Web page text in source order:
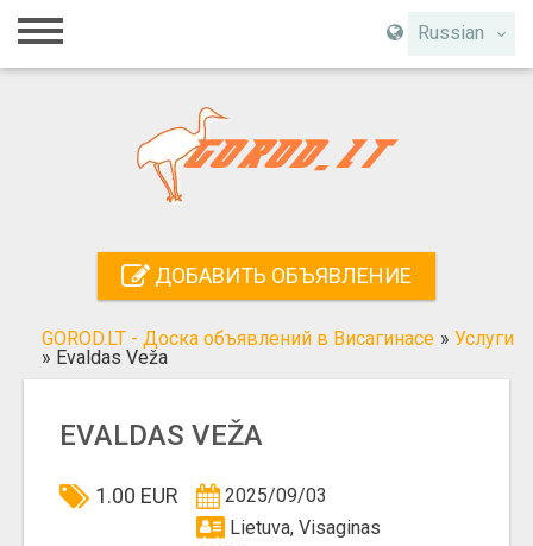
Russian
Главная
Регистрация
Поиск
ДОБАВИТЬ ОБЪЯВЛЕНИЕ
GOROD.LT - Доска объявлений в Висагинасе » Услуги
» Evaldas Veža
EVALDAS VEŽA
1.00 EUR
2025/09/03
Lietuva, Visaginas